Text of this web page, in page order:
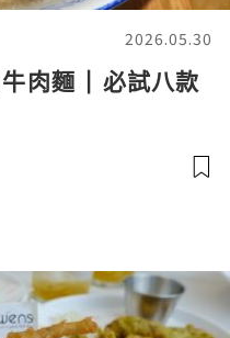
2026.05.30
肉麵 | 必試八款